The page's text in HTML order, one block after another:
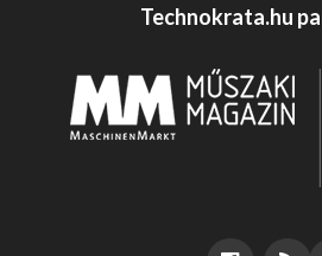
Technokrata.hu